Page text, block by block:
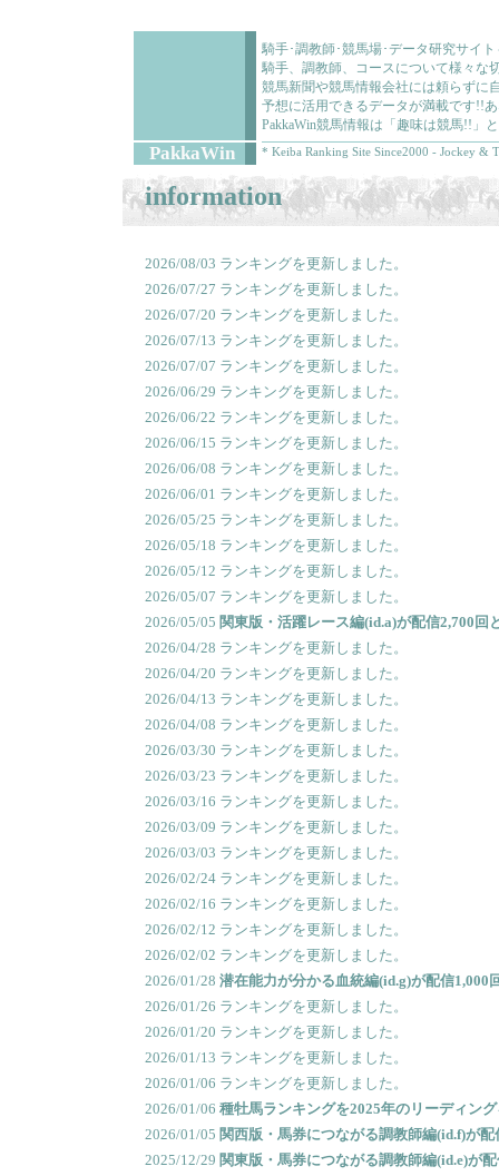
騎手･調教師･競馬場･データ研究サイ
騎手、調教師、コースについて様々な
競馬新聞や競馬情報会社には頼らずに
予想に活用できるデータが満載です!!
PakkaWin競馬情報は「趣味は競馬!!」
PakkaWin * Keiba Ranking Site Since2000 - Jockey &
information
2026/08/03 ランキングを更新しました。
2026/07/27 ランキングを更新しました。
2026/07/20 ランキングを更新しました。
2026/07/13 ランキングを更新しました。
2026/07/07 ランキングを更新しました。
2026/06/29 ランキングを更新しました。
2026/06/22 ランキングを更新しました。
2026/06/15 ランキングを更新しました。
2026/06/08 ランキングを更新しました。
2026/06/01 ランキングを更新しました。
2026/05/25 ランキングを更新しました。
2026/05/18 ランキングを更新しました。
2026/05/12 ランキングを更新しました。
2026/05/07 ランキングを更新しました。
2026/05/05 関東版・活躍レース編(id.a)が配信2,700回
2026/04/28 ランキングを更新しました。
2026/04/20 ランキングを更新しました。
2026/04/13 ランキングを更新しました。
2026/04/08 ランキングを更新しました。
2026/03/30 ランキングを更新しました。
2026/03/23 ランキングを更新しました。
2026/03/16 ランキングを更新しました。
2026/03/09 ランキングを更新しました。
2026/03/03 ランキングを更新しました。
2026/02/24 ランキングを更新しました。
2026/02/16 ランキングを更新しました。
2026/02/12 ランキングを更新しました。
2026/02/02 ランキングを更新しました。
2026/01/28 潜在能力が分かる血統編(id.g)が配信1,000
2026/01/26 ランキングを更新しました。
2026/01/20 ランキングを更新しました。
2026/01/13 ランキングを更新しました。
2026/01/06 ランキングを更新しました。
2026/01/06 種牡馬ランキングを2025年のリーディン
2026/01/05 関西版・馬券につながる調教師編(id.f)が
2025/12/29 関東版・馬券につながる調教師編(id.e)が